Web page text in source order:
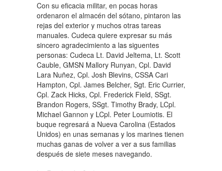
Con su eficacia militar, en pocas horas
ordenaron el almacén del sótano, pintaron las
rejas del exterior y muchos otras tareas
manuales. Cudeca quiere expresar su más
sincero agradecimiento a las siguentes
personas: Cudeca Lt. David Jeltema, Lt. Scott
Cauble, GMSN Mallory Runyan, Cpl. David
Lara Nuñez, Cpl. Josh Blevins, CSSA Cari
Hampton, Cpl. James Belcher, Sgt. Eric Currier,
Cpl. Zack Hicks, Cpl. Frederick Field, SSgt.
Brandon Rogers, SSgt. Timothy Brady, LCpl.
Michael Gannon y LCpl. Peter Loumiotis. El
buque regresará a Nueva Carolina (Estados
Unidos) en unas semanas y los marines tienen
muchas ganas de volver a ver a sus familias
después de siete meses navegando.